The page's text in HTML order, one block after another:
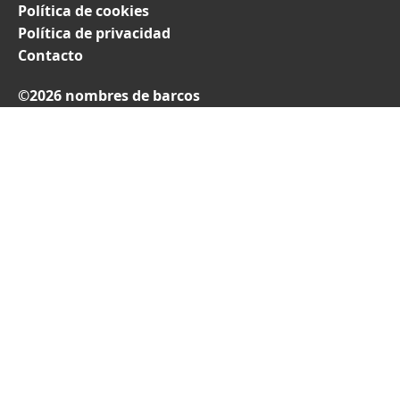
Política de cookies
Política de privacidad
Contacto
©2026 nombres de barcos